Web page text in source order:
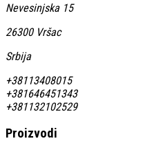
Nevesinjska 15
26300 Vršac
Srbija
+38113408015
+381646451343
+381132102529
Proizvodi